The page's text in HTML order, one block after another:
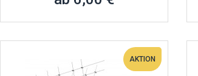
AKTION